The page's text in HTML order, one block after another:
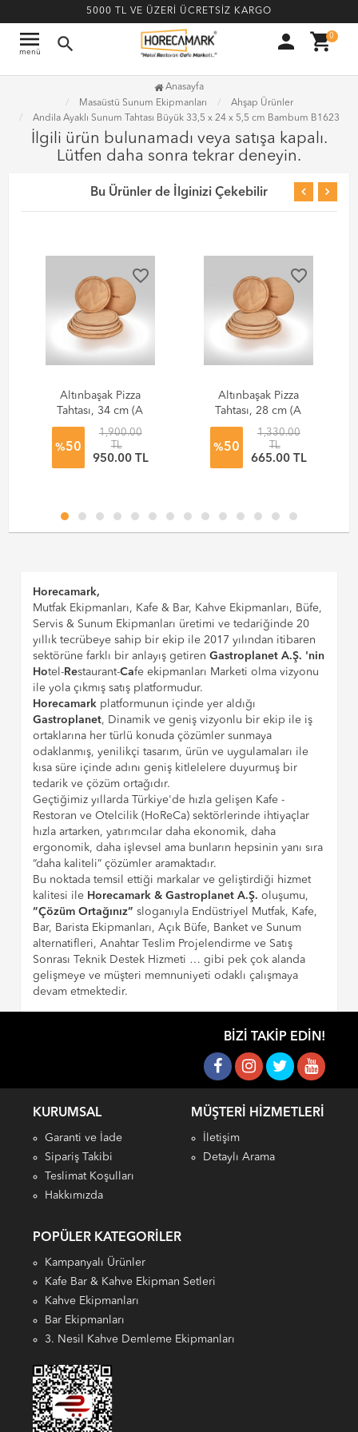
5000 TL VE ÜZERİ ÜCRETSİZ KARGO
menu
menü search person shopping_cart0
Anasayfa
Masaüstü Sunum Ekipmanları
Ahşap Ürünler
Andila Ayaklı Sunum Tahtası Büyük 33,5 x 24 x 5,5 cm Bambum B1623
İlgili ürün bulunamadı veya satışa kapalı.
Lütfen daha sonra tekrar deneyin.
Bu Ürünler de İlginizi Çekebilir
favorite_border
Altınbaşak Pizza
Tahtası, 34 cm (A
100 34)
%50
1,900.00
TL
950.00 TL
favorite_border
Altınbaşak Pizza
Tahtası, 28 cm (A
100 28)
%50
1,330.00
TL
665.00 TL
Horecamark,
Mutfak Ekipmanları, Kafe & Bar, Kahve Ekipmanları, Büfe,
Servis & Sunum Ekipmanları üretimi ve tedariğinde 20
yıllık tecrübeye sahip bir ekip ile 2017 yılından itibaren
sektörüne farklı bir anlayış getirenGastroplanet A.Ş. 'nin
Hotel-Restaurant-Cafe ekipmanları Marketi olma vizyonu
ile yola çıkmış satış platformudur.
Horecamark platformunun içinde yer aldığı
Gastroplanet, Dinamik ve geniş vizyonlu bir ekip ile iş
ortaklarına her türlü konuda çözümler sunmaya
odaklanmış, yenilikçi tasarım, ürün ve uygulamaları ile
kısa süre içinde adını geniş kitlelelere duyurmuş bir
tedarik ve çözüm ortağıdır.
Geçtiğimiz yıllarda Türkiye'de hızla gelişen Kafe -
Restoran ve Otelcilik (HoReCa) sektörlerinde ihtiyaçlar
hızla artarken, yatırımcılar daha ekonomik, daha
ergonomik, daha işlevsel ama bunların hepsinin yanı sıra
“daha kaliteli” çözümler aramaktadır.
Bu noktada temsil ettiği markalar ve geliştirdiği hizmet
kalitesi ile Horecamark & Gastroplanet A.Ş. oluşumu,
“Çözüm Ortağınız” sloganıyla Endüstriyel Mutfak, Kafe,
Bar, Barista Ekipmanları, Açık Büfe, Banket ve Sunum
alternatifleri, Anahtar Teslim Projelendirme ve Satış
Sonrası Teknik Destek Hizmeti … gibi pek çok alanda
gelişmeye ve müşteri memnuniyeti odaklı çalışmaya
devam etmektedir.
BIZI TAKIP EDIN!
KURUMSAL
Garanti ve İade
Sipariş Takibi
Teslimat Koşulları
Hakkımızda
MÜŞTERI HIZMETLERI
İletişim
Detaylı Arama
POPÜLER KATEGORILER
Kampanyalı Ürünler
Kafe Bar & Kahve Ekipman Setleri
Kahve Ekipmanları
Bar Ekipmanları
3. Nesil Kahve Demleme Ekipmanları